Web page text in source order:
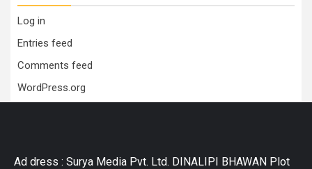
Log in
Entries feed
Comments feed
WordPress.org
Ad dress : Surya Media Pvt. Ltd. DINALIPI BHAWAN Plot